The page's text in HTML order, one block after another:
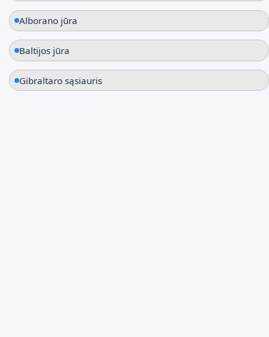
Alborano jūra
Baltijos jūra
Gibraltaro sąsiauris